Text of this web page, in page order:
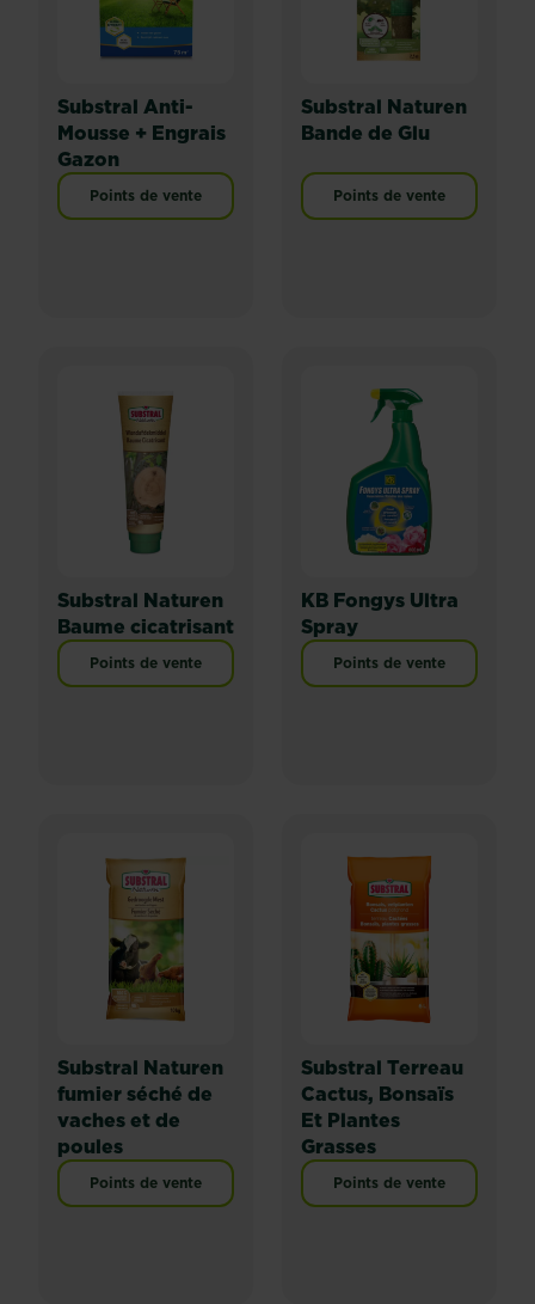
Substral Anti-
Mousse + Engrais
Gazon
Points de vente
Substral Naturen
Bande de Glu
Points de vente
Substral Naturen
Baume cicatrisant
Points de vente
KB Fongys Ultra
Spray
Points de vente
Substral Naturen
fumier séché de
vaches et de
poules
Points de vente
Substral Terreau
Cactus, Bonsaïs
Et Plantes
Grasses
Points de vente